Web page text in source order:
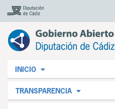
INICIO
TRANSPARENCIA